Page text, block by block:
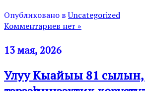
Опубликовано вUncategorized
Комментариев нет »
13 мая, 2026
Улуу Кыайыы 81 сылын,